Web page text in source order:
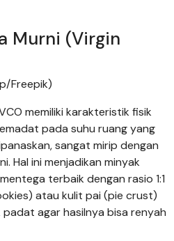
Murni (Virgin
Freepik)
memiliki karakteristik fisik
pada suhu ruang yang
sangat mirip dengan
Hal ini menjadikan minyak
terbaik dengan rasio 1:1
atau kulit pai (pie crust)
agar hasilnya bisa renyah